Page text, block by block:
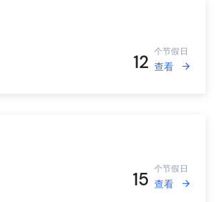
12 个节假日
查看
15 个节假日
查看